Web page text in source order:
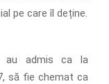
pe care îl deține.
au admis ca la
să fie chemat ca